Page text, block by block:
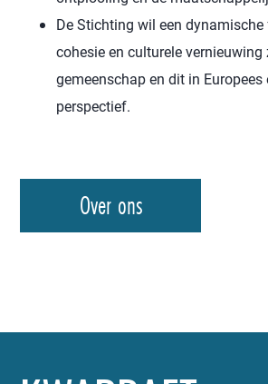
De Stichting wil een
cohesie en culturele
gemeenschap en dit in
perspectief.
Over ons